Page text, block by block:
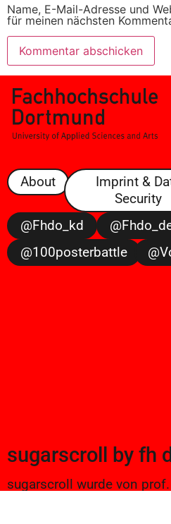
Name, E-Mail-Adresse und
für meinen nächsten
About
Imprint &
Security
@fhdo_kd
@100posterbattle
sugarscroll by fh
sugarscroll wurde von